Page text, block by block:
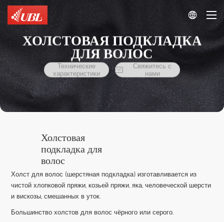

ХОЛСТОВАЯ ПОДКЛАДКА
ДЛЯ ВОЛОС
Технические
характеристики

Свяжитесь с
нами
Холстовая
подкладка для
волос
Холст для волос (шерстяная подкладка) изготавливается из
чистой хлопковой пряжи, козьей пряжи, яка, человеческой шерсти
и вискозы, смешанных в уток.
Большинство холстов для волос чёрного или серого.